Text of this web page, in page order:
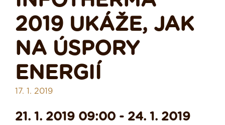
2019 UKÁŽE, JAK
NA ÚSPORY
ENERGIÍ
17. 1. 2019
21. 1. 2019 09:00 - 24. 1. 2019